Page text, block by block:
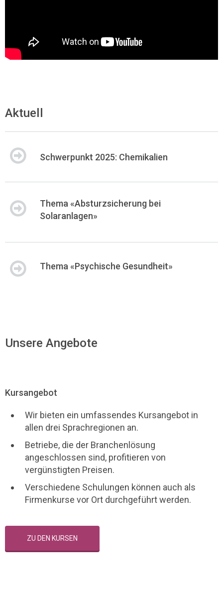
Aktuell
Schwerpunkt 2025: Chemikalien
Thema «Absturzsicherung bei
Solaranlagen»
Thema «Psychische Gesundheit»
Unsere Angebote
Kursangebot
Wir bieten ein umfassendes Kursangebot in
allen drei Sprachregionen an.
Betriebe, die der Branchenlösung
angeschlossen sind, profitieren von
vergünstigten Preisen.
Verschiedene Schulungen können auch als
Firmenkurse vor Ort durchgeführt werden.
ZU DEN KURSEN